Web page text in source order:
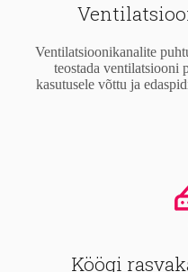
Ventilatsioonikanalite
teostada ventilatsiooni
kasutusele võttu ja
Köögi